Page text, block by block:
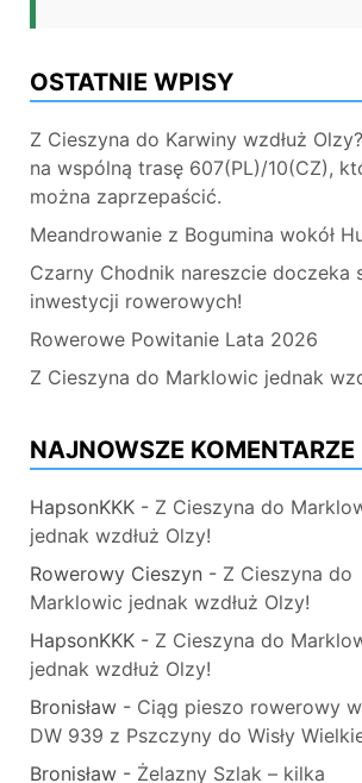
OSTATNIE WPISY
Z Cieszyna do Karwiny wzdłuż
na wspólną trasę 607(PL)/10(CZ),
można zaprzepaścić.
Meandrowanie z Bogumina wokół
Czarny Chodnik nareszcie doczeka
inwestycji rowerowych!
Rowerowe Powitanie Lata 2026
Z Cieszyna do Marklowic jednak
NAJNOWSZE KOMENTARZE
HapsonKKK - Z Cieszyna do
jednak wzdłuż Olzy!
Rowerowy Cieszyn - Z Cieszyna do
Marklowic jednak wzdłuż Olzy!
HapsonKKK - Z Cieszyna do
jednak wzdłuż Olzy!
Bronisław - Ciąg pieszo rowerowy
DW 939 z Pszczyny do Wisły
Bronisław - Żelazny Szlak – kilka